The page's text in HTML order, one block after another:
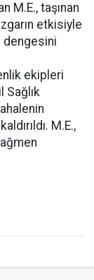
M.E., taşınan
etkisiyle
dengesini
ekipleri
Sağlık
M.E.,